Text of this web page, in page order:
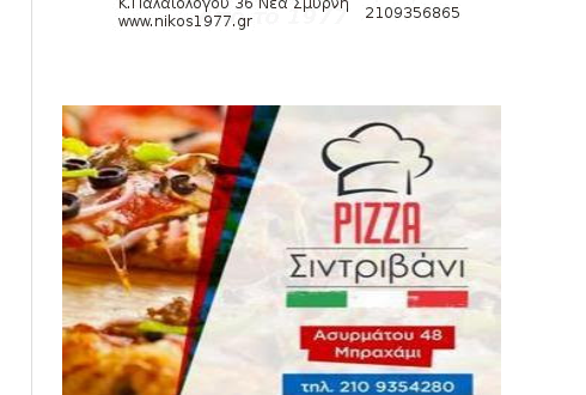
ΠΟΛΟ
HEADLINES
Πανιώνια Εκπομπή: Έπεσε η αυλαία της
σεζόν με όλη την επικαι...
August 04, 2026